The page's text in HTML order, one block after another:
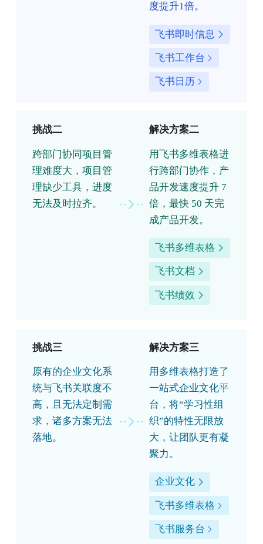
度提升1倍。
飞书即时信息
飞书工作台
飞书日历
挑战二
跨部门协同项目管
理难度大，项目管
理缺少工具，进度
无法及时拉齐。
解决方案二
用飞书多维表格进
行跨部门协作，产
品开发速度提升 7
倍，最快 50 天完
成产品开发。
飞书多维表格
飞书文档
飞书绩效
挑战三
原有的企业文化系
统与飞书关联度不
高，且无法定制需
求，诸多方案无法
落地。
解决方案三
用多维表格打造了
一站式企业文化平
台，将“学习性组
织”的特性无限放
大，让团队更有凝
聚力。
企业文化
飞书多维表格
飞书服务台